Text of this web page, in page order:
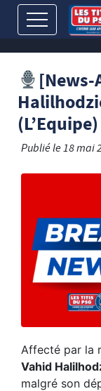
[News-
(L’Equipe)
Publié le18 mai
Affecté par la
Vahid
malgré son